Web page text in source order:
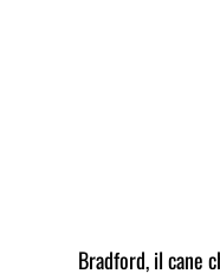
Bradford, il cane